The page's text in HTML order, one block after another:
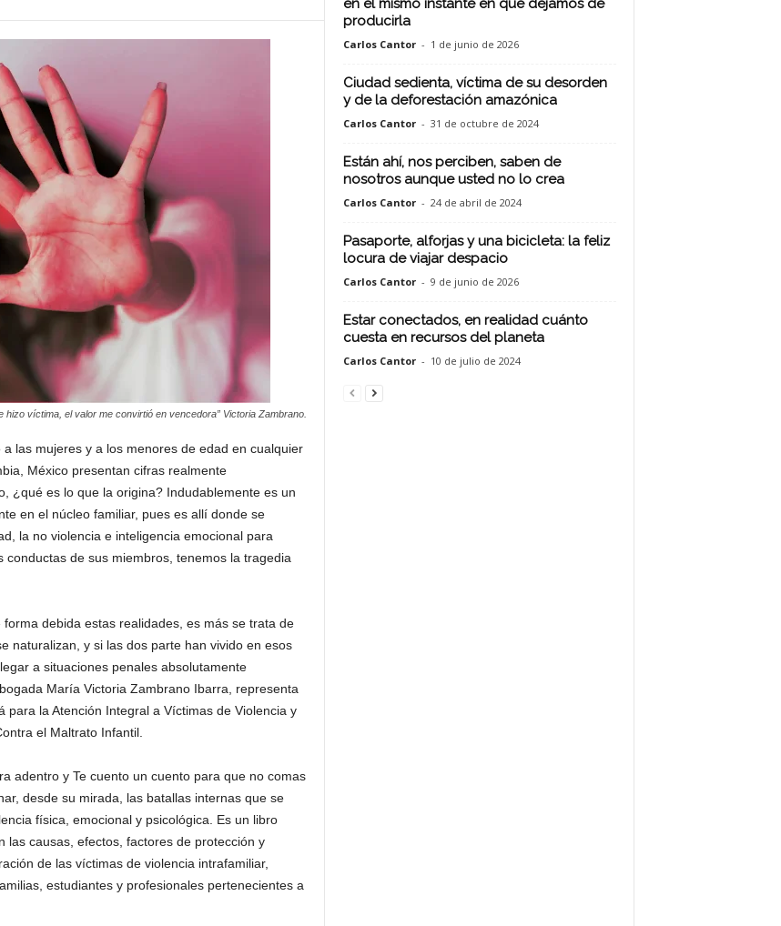
hizo víctima, el valor me convirtió en vencedora” Victoria Zambrano.
las mujeres y a los menores de edad en cualquier
México presentan cifras realmente
¿qué es lo que la origina? Indudablemente es un
en el núcleo familiar, pues es allí donde se
la no violencia e inteligencia emocional para
de sus miembros, tenemos la tragedia
debida estas realidades, es más se trata de
naturalizan, y si las dos parte han vivido en esos
a situaciones penales absolutamente
María Victoria Zambrano Ibarra, representa
la Atención Integral a Víctimas de Violencia y
el Maltrato Infantil.
adentro y Te cuento un cuento para que no comas
desde su mirada, las batallas internas que se
física, emocional y psicológica. Es un libro
las causas, efectos, factores de protección y
de las víctimas de violencia intrafamiliar,
estudiantes y profesionales pertenecientes a
en el mismo instante en que dejamos de
producirla
Carlos Cantor - 1 de junio de 2026
Ciudad sedienta, víctima de su desorden
y de la deforestación amazónica
Carlos Cantor - 31 de octubre de 2024
Están ahí, nos perciben, saben de
nosotros aunque usted no lo crea
Carlos Cantor - 24 de abril de 2024
Pasaporte, alforjas y una bicicleta: la feliz
locura de viajar despacio
Carlos Cantor - 9 de junio de 2026
Estar conectados, en realidad cuánto
cuesta en recursos del planeta
Carlos Cantor - 10 de julio de 2024